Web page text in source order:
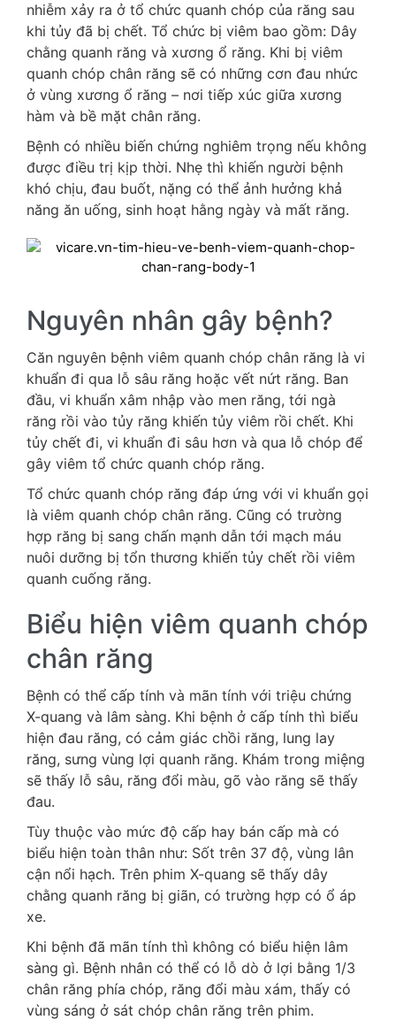
nhiễm xảy ra ở tổ chức quanh chóp của răng sau
khi tủy đã bị chết. Tổ chức bị viêm bao gồm: Dây
chằng quanh răng và xương ổ răng. Khi bị viêm
quanh chóp chân răng sẽ có những cơn đau nhức
ở vùng xương ổ răng – nơi tiếp xúc giữa xương
hàm và bề mặt chân răng.
Bệnh có nhiều biến chứng nghiêm trọng nếu không
được điều trị kịp thời. Nhẹ thì khiến người bệnh
khó chịu, đau buốt, nặng có thể ảnh hưởng khả
năng ăn uống, sinh hoạt hằng ngày và mất răng.
Nguyên nhân gây bệnh?
Căn nguyên bệnh viêm quanh chóp chân răng là vi
khuẩn đi qua lỗ sâu răng hoặc vết nứt răng. Ban
đầu, vi khuẩn xâm nhập vào men răng, tới ngà
răng rồi vào tủy răng khiến tủy viêm rồi chết. Khi
tủy chết đi, vi khuẩn đi sâu hơn và qua lỗ chóp để
gây viêm tổ chức quanh chóp răng.
Tổ chức quanh chóp răng đáp ứng với vi khuẩn gọi
là viêm quanh chóp chân răng. Cũng có trường
hợp răng bị sang chấn mạnh dẫn tới mạch máu
nuôi dưỡng bị tổn thương khiến tủy chết rồi viêm
quanh cuống răng.
Biểu hiện viêm quanh chóp
chân răng
Bệnh có thể cấp tính và mãn tính với triệu chứng
X-quang và lâm sàng. Khi bệnh ở cấp tính thì biểu
hiện đau răng, có cảm giác chồi răng, lung lay
răng, sưng vùng lợi quanh răng. Khám trong miệng
sẽ thấy lỗ sâu, răng đổi màu, gõ vào răng sẽ thấy
đau.
Tùy thuộc vào mức độ cấp hay bán cấp mà có
biểu hiện toàn thân như: Sốt trên 37 độ, vùng lân
cận nổi hạch. Trên phim X-quang sẽ thấy dây
chằng quanh răng bị giãn, có trường hợp có ổ áp
xe.
Khi bệnh đã mãn tính thì không có biểu hiện lâm
sàng gì. Bệnh nhân có thể có lỗ dò ở lợi bằng 1/3
chân răng phía chóp, răng đổi màu xám, thấy có
vùng sáng ở sát chóp chân răng trên phim.